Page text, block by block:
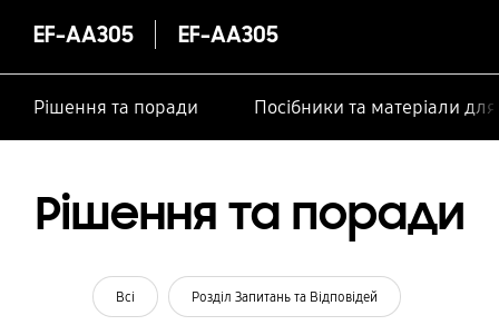
EF-AA305 EF-AA305
Рішення та поради Посібники та матеріали
Рішення та поради
Всі Розділ Запитань та Відповідей